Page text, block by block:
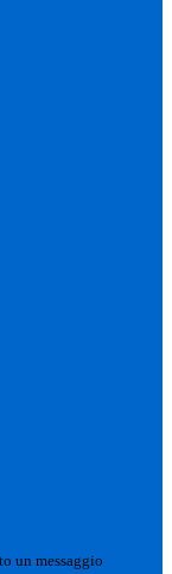
un messaggio